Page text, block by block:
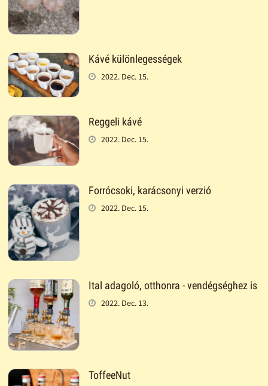
Kávé különlegességek
2022. Dec. 15.
Reggeli kávé
2022. Dec. 15.
Forrócsoki, karácsonyi verzió
2022. Dec. 15.
Ital adagoló, otthonra - vendégséghez is
2022. Dec. 13.
ToffeeNut